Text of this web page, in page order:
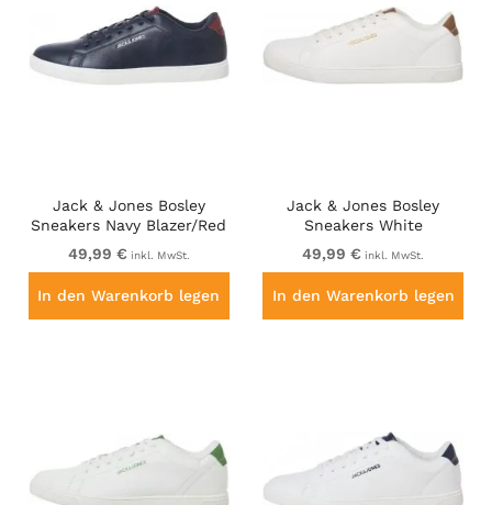
Jack & Jones Bosley
Sneakers Navy Blazer/Red
Dahlia
49,99 € inkl. MwSt.
In den Warenkorb legen
Jack & Jones Bosley
Sneakers White
49,99 € inkl. MwSt.
In den Warenkorb legen